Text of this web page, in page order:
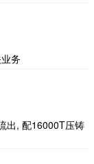
务
出, 配16000T压铸